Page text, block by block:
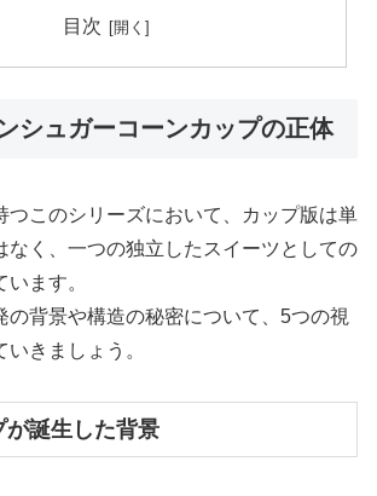
目次
シュガーコーンカップの正体
つこのシリーズにおいて、カップ版は単
なく、一つの独立したスイーツとしての
ます。
の背景や構造の秘密について、5つの視
きましょう。
が誕生した背景